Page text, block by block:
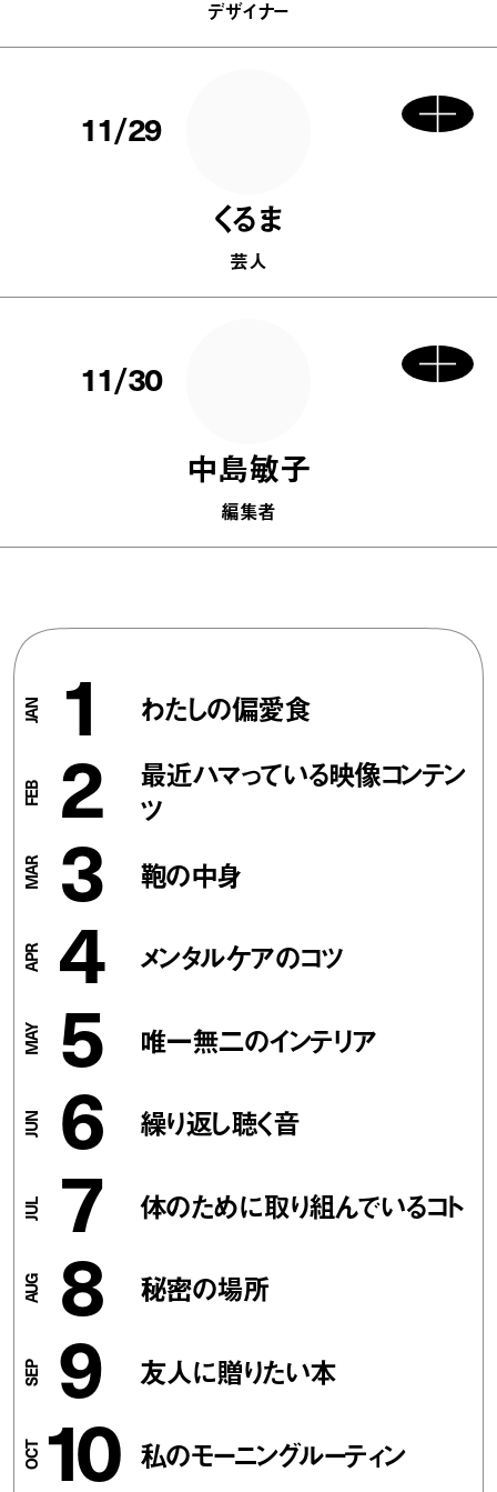
デザイナー
11/29
くるま
芸人
11/30
中島敏子
編集者
1 わたしの偏愛食
2
最近ハマっている映像コンテン
ツ
3 鞄の中身
4 メンタルケアのコツ
5 唯一無二のインテリア
6 繰り返し聴く音
7 体のために取り組んでいるコト
8 秘密の場所
9 友人に贈りたい本
10 私のモーニングルーティン